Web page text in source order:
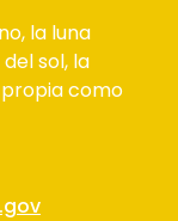
la luna
sol, la
como